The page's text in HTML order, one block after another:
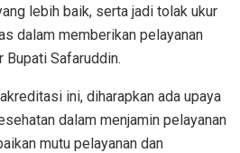
lebih baik, serta jadi tolak ukur
dalam memberikan pelayanan
Bupati Safaruddin.
ini, diharapkan ada upaya
dalam menjamin pelayanan
mutu pelayanan dan